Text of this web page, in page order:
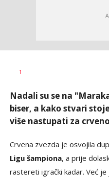
AUTOR
1
Nadali su se na
biser, a kako stvari
više nastupati za
Crvena zvezda je osvojila
Ligu šampiona, a prije
rastereti igrački kadar. Već je